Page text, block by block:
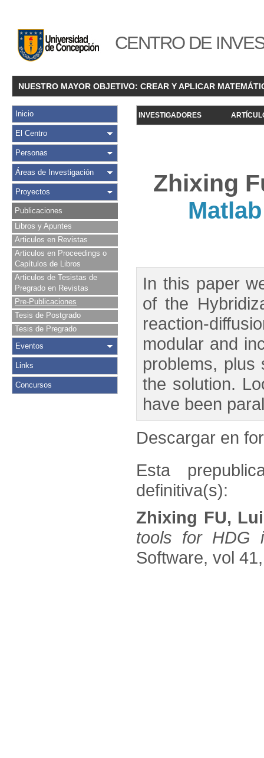
CENTRO DE
NUESTRO MAYOR OBJETIVO: CREAR Y APLICAR
Inicio
El Centro
Personas
Áreas de Investigación
Proyectos
Publicaciones
Libros y Apuntes
Articulos en Revistas
Articulos en Proceedings o
Capítulos de Libros
Articulos de Tesistas de
Pregrado en Revistas
Pre-Publicaciones
Tesis de Postgrado
Tesis de Pregrado
Eventos
Links
Concursos
INVESTIGADORES
Zhixing
In this paper
of the
reaction-
modular and
problems, plus
the solution.
have been
Descargar en
Esta
definitiva(s):
Zhixing FU,
tools for HDG
Software, vol